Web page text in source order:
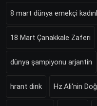
8 mart dünya emekçi
18 Mart Çanakkale Zaferi
dünya şampiyonu arjantin
hrant dink Hz.Ali'nin